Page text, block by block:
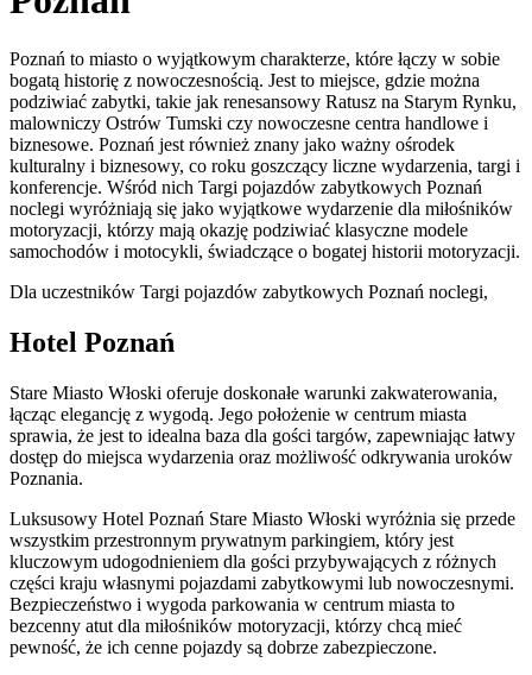
Poznań to miasto o wyjątkowym charakterze, które łączy w sobie
bogatą historię z nowoczesnością. Jest to miejsce, gdzie można
podziwiać zabytki, takie jak renesansowy Ratusz na Starym Rynku,
malowniczy Ostrów Tumski czy nowoczesne centra handlowe i
biznesowe. Poznań jest również znany jako ważny ośrodek
kulturalny i biznesowy, co roku goszczący liczne wydarzenia, targi i
konferencje. Wśród nich Targi pojazdów zabytkowych Poznań
noclegi wyróżniają się jako wyjątkowe wydarzenie dla miłośników
motoryzacji, którzy mają okazję podziwiać klasyczne modele
samochodów i motocykli, świadczące o bogatej historii motoryzacji.
Dla uczestników Targi pojazdów zabytkowych Poznań noclegi,
Hotel Poznań
Stare Miasto Włoski oferuje doskonałe warunki zakwaterowania,
łącząc elegancję z wygodą. Jego położenie w centrum miasta
sprawia, że jest to idealna baza dla gości targów, zapewniając łatwy
dostęp do miejsca wydarzenia oraz możliwość odkrywania uroków
Poznania.
Luksusowy Hotel Poznań Stare Miasto Włoski wyróżnia się przede
wszystkim przestronnym prywatnym parkingiem, który jest
kluczowym udogodnieniem dla gości przybywających z różnych
części kraju własnymi pojazdami zabytkowymi lub nowoczesnymi.
Bezpieczeństwo i wygoda parkowania w centrum miasta to
bezcenny atut dla miłośników motoryzacji, którzy chcą mieć
pewność, że ich cenne pojazdy są dobrze zabezpieczone.